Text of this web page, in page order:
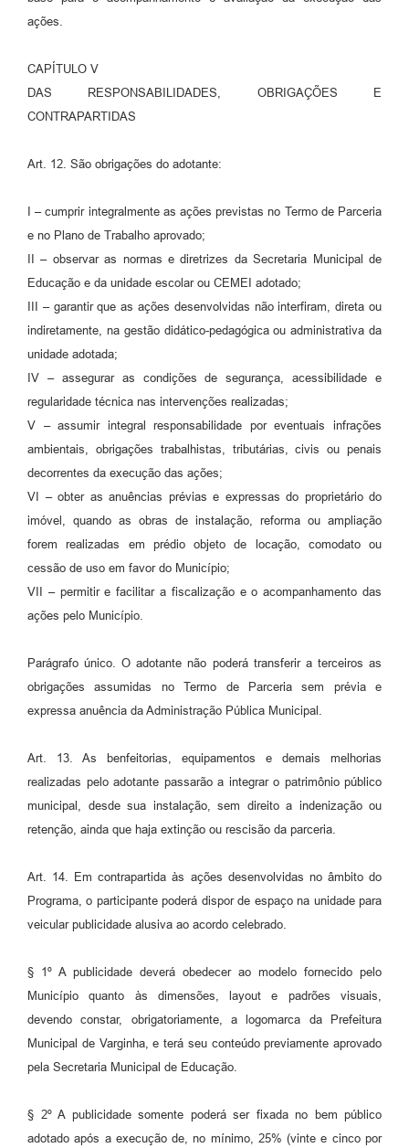
ações.
CAPÍTULO V
DAS RESPONSABILIDADES, OBRIGAÇÕES E
CONTRAPARTIDAS
Art. 12. São obrigações do adotante:
I – cumprir integralmente as ações previstas no Termo de Parceria
e no Plano de Trabalho aprovado;
II – observar as normas e diretrizes da Secretaria Municipal de
Educação e da unidade escolar ou CEMEI adotado;
III – garantir que as ações desenvolvidas não interfiram, direta ou
indiretamente, na gestão didático-pedagógica ou administrativa da
unidade adotada;
IV – assegurar as condições de segurança, acessibilidade e
regularidade técnica nas intervenções realizadas;
V – assumir integral responsabilidade por eventuais infrações
ambientais, obrigações trabalhistas, tributárias, civis ou penais
decorrentes da execução das ações;
VI – obter as anuências prévias e expressas do proprietário do
imóvel, quando as obras de instalação, reforma ou ampliação
forem realizadas em prédio objeto de locação, comodato ou
cessão de uso em favor do Município;
VII – permitir e facilitar a fiscalização e o acompanhamento das
ações pelo Município.
Parágrafo único. O adotante não poderá transferir a terceiros as
obrigações assumidas no Termo de Parceria sem prévia e
expressa anuência da Administração Pública Municipal.
Art. 13. As benfeitorias, equipamentos e demais melhorias
realizadas pelo adotante passarão a integrar o patrimônio público
municipal, desde sua instalação, sem direito a indenização ou
retenção, ainda que haja extinção ou rescisão da parceria.
Art. 14. Em contrapartida às ações desenvolvidas no âmbito do
Programa, o participante poderá dispor de espaço na unidade para
veicular publicidade alusiva ao acordo celebrado.
§ 1º A publicidade deverá obedecer ao modelo fornecido pelo
Município quanto às dimensões, layout e padrões visuais,
devendo constar, obrigatoriamente, a logomarca da Prefeitura
Municipal de Varginha, e terá seu conteúdo previamente aprovado
pela Secretaria Municipal de Educação.
§ 2º A publicidade somente poderá ser fixada no bem público
adotado após a execução de, no mínimo, 25% (vinte e cinco por